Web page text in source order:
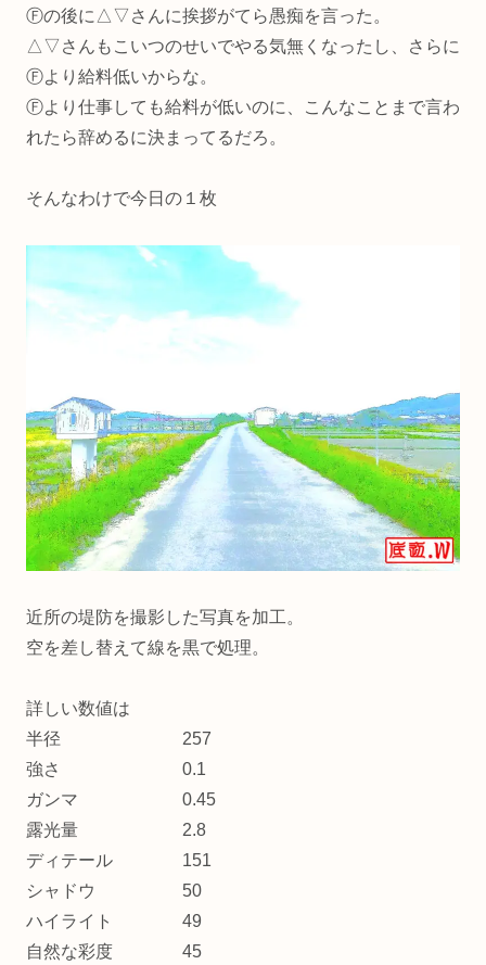
Ⓕの後に△▽さんに挨拶がてら愚痴を言った。
△▽さんもこいつのせいでやる気無くなったし、さらに
Ⓕより給料低いからな。
Ⓕより仕事しても給料が低いのに、こんなことまで言わ
れたら辞めるに決まってるだろ。
そんなわけで今日の１枚
近所の堤防を撮影した写真を加工。
空を差し替えて線を黒で処理。
詳しい数値は
半径 257
強さ 0.1
ガンマ 0.45
露光量 2.8
ディテール 151
シャドウ 50
ハイライト 49
自然な彩度 45